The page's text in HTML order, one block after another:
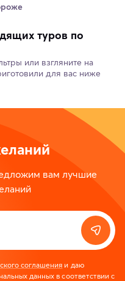
туров по
или взгляните на
для вас ниже
вам лучшие
соглашения и даю
данных в соответствии с